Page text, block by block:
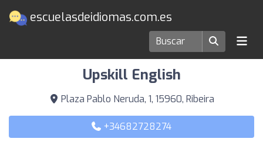
escuelasdeidiomas.com.es
Escuelas de idiomas en Ribeira
Upskill English
Plaza Pablo Neruda, 1, 15960, Ribeira
+34682728274